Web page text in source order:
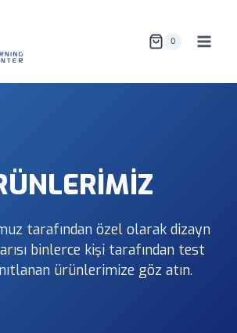
0
tarafından özel olarak dizayn
binlerce kişi tarafından test
ürünlerimize göz atın.